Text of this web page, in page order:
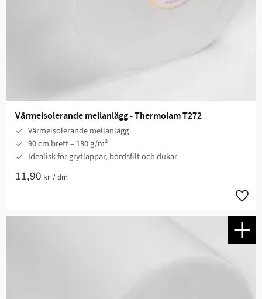
Värmeisolerande mellanlägg - Thermolam T272
Värmeisolerande mellanlägg
90 cm brett – 180 g/m²
Idealisk för grytlappar, bordsfilt och dukar
11,90 kr /dm